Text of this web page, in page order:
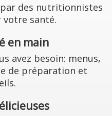
des nutritionnistes
santé.
en main
avez besoin: menus,
de préparation et